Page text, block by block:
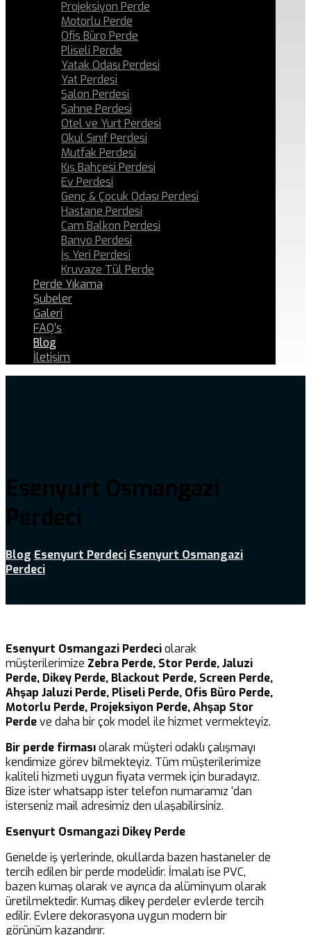
Projeksiyon Perde
Motorlu Perde
Ofis Büro Perde
Pliseli Perde
Yatak Odası Perdesi
Yat Perdesi
Salon Perdesi
Sahne Perdesi
Otel ve Yurt Perdesi
Okul Sınıf Perdesi
Mutfak Perdesi
Kış Bahçesi Perdesi
Ev Perdesi
Genç & Çocuk Odası Perdesi
Hastane Perdesi
Cam Balkon Perdesi
Banyo Perdesi
İş Yeri Perdesi
Kruvaze Tül Perde
Perde Yıkama
Şubeler
Galeri
FAQ’s
Blog
İletişim
Esenyurt Osmangazi
Perdeci
Blog Esenyurt Perdeci Esenyurt Osmangazi
Perdeci
Esenyurt Osmangazi Perdeciolarak
müşterilerimize Zebra Perde, Stor Perde, Jaluzi
Perde, Dikey Perde, Blackout Perde, Screen Perde,
Ahşap Jaluzi Perde, Pliseli Perde, Ofis Büro Perde,
Motorlu Perde, Projeksiyon Perde, Ahşap Stor
Perdeve daha bir çok model ile hizmet vermekteyiz.
Bir perde firmasıolarak müşteri odaklı çalışmayı
kendimize görev bilmekteyiz. Tüm müşterilerimize
kaliteli hizmeti uygun fiyata vermek için buradayız.
Bize ister whatsapp ister telefon numaramız ‘dan
isterseniz mail adresimiz den ulaşabilirsiniz.
Esenyurt Osmangazi Dikey Perde
Genelde iş yerlerinde, okullarda bazen hastaneler de
tercih edilen bir perde modelidir. İmalatı ise PVC,
bazen kumaş olarak ve ayrıca da alüminyum olarak
üretilmektedir. Kumaş dikey perdeler evlerde tercih
edilir. Evlere dekorasyona uygun modern bir
görünüm kazandırır.